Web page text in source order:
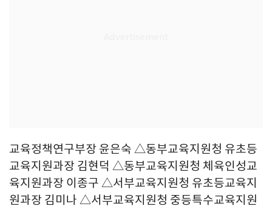
교육정책연구부장 윤은숙 △동부교육지원청 유초등
교육지원과장 김현덕 △동부교육지원청 체육인성교
육지원과장 이종구 △서부교육지원청 유초등교육지
원과장 김미나 △서부교육지원청 중등특수교육지원